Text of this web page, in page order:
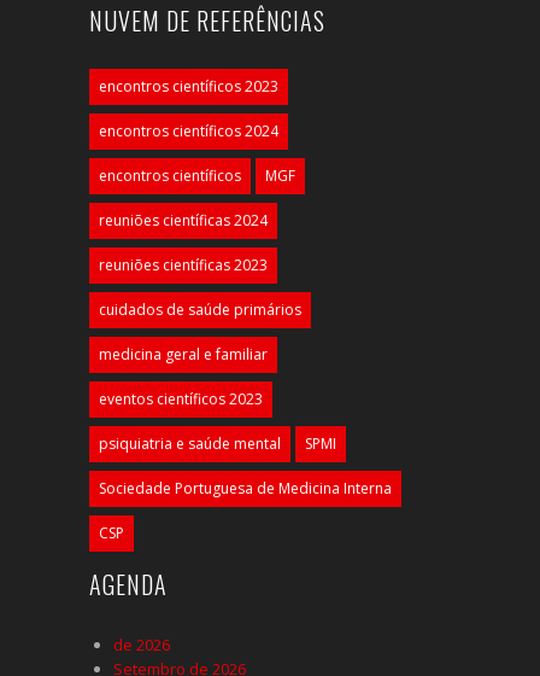
NUVEM DE REFERÊNCIAS
encontros científicos 2023
encontros científicos 2024
encontros científicos MGF
reuniões científicas 2024
reuniões científicas 2023
cuidados de saúde primários
medicina geral e familiar
eventos científicos 2023
psiquiatria e saúde mental SPMI
Sociedade Portuguesa de Medicina Interna
CSP
AGENDA
de 2026
Setembro de 2026